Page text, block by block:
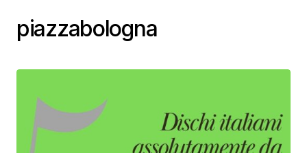
piazzabologna